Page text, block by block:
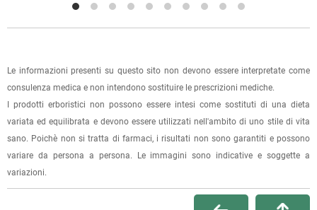
specificando l'indirizzo di fatturazione).
Dalla tuaArea Clientepotrai verificare lo stato di lavorazione
dell'ordine e lo stato della spedizione.
Per qualsiasi informazione, contattaci viae-mail.
Per maggiori dettagli, vedi leCondizioni di vendita.
Le informazioni presenti su questo sito non devono essere interpretate come
consulenza medica e non intendono sostituire le prescrizioni mediche.
I prodotti erboristici non possono essere intesi come sostituti di una dieta
variata ed equilibrata e devono essere utilizzati nell'ambito di uno stile di vita
sano. Poichè non si tratta di farmaci, i risultati non sono garantiti e possono
variare da persona a persona. Le immagini sono indicative e soggette a
variazioni.